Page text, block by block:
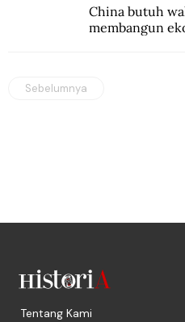
China butuh
membangun
Sebelumnya
Tentang Kami